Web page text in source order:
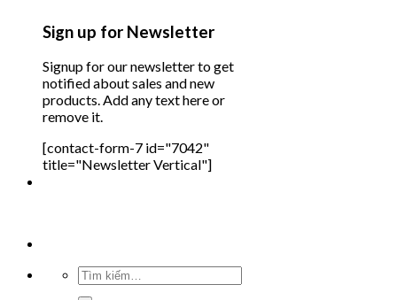
Sign up for Newsletter
Signup for our newsletter to get
notified about sales and new
products. Add any text here or
remove it.
[contact-form-7 id="7042"
title="Newsletter Vertical"]
Tìm
kiếm: